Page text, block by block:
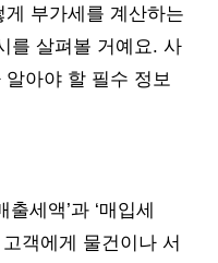
부가세를 계산하는
를 살펴볼 거예요. 사
아야 할 필수 정보
세액’과 ‘매입세
객에게 물건이나 서